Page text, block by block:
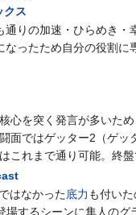
クス
りの加速・ひらめき
なったため自分の役割
心を突く発言が多いた
面ではゲッター2（ゲ
はこれまで通り可能。終
はなかった底力 も付い
場するシーンに隼人のグ